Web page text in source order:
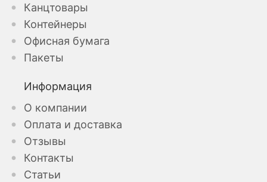
Канцтовары
Контейнеры
Офисная бумага
Пакеты
Информация
О компании
Оплата и доставка
Отзывы
Контакты
Статьи